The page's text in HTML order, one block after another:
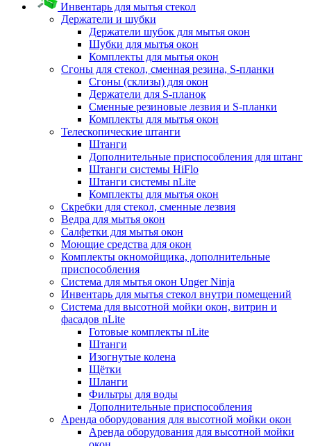
Инвентарь для мытья стекол
Держатели и шубки
Держатели шубок для мытья окон
Шубки для мытья окон
Комплекты для мытья окон
Сгоны для стекол, сменная резина, S-планки
Сгоны (склизы) для окон
Держатели для S-планок
Сменные резиновые лезвия и S-планки
Комплекты для мытья окон
Телескопические штанги
Штанги
Дополнительные приспособления для штанг
Штанги системы HiFlo
Штанги системы nLite
Комплекты для мытья окон
Скребки для стекол, сменные лезвия
Ведра для мытья окон
Салфетки для мытья окон
Моющие средства для окон
Комплекты окномойщика, дополнительные
приспособления
Система для мытья окон Unger Ninja
Инвентарь для мытья стекол внутри помещений
Система для высотной мойки окон, витрин и
фасадов nLite
Готовые комплекты nLite
Штанги
Изогнутые колена
Щётки
Шланги
Фильтры для воды
Дополнительные приспособления
Аренда оборудования для высотной мойки окон
Аренда оборудования для высотной мойки